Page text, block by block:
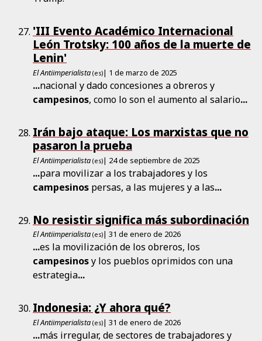
'III Evento Académico Internacional
León Trotsky: 100 años de la muerte de
Lenin'
El Antiimperialista (es)| 1 de marzo de 2025
...nacional y dado concesiones a obreros y
campesinos, como lo son el aumento al salario...
Irán bajo ataque: Los marxistas que no
pasaron la prueba
El Antiimperialista (es)| 24 de septiembre de 2025
...para movilizar a los trabajadores y los
campesinos persas, a las mujeres y a las...
No resistir significa más subordinación
El Antiimperialista (es)| 31 de enero de 2026
...es la movilización de los obreros, los
campesinosy los pueblos oprimidos con una
estrategia...
Indonesia: ¿Y ahora qué?
El Antiimperialista (es)| 31 de enero de 2026
...más irregular, de sectores de trabajadores y